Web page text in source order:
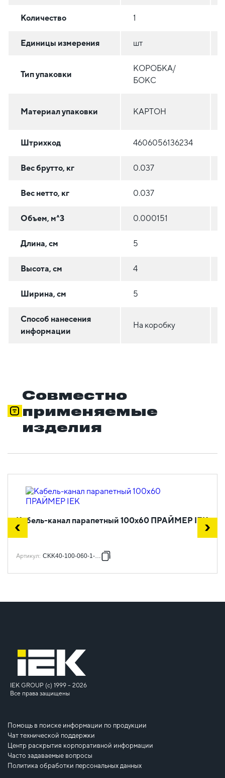
Количество 1
Единицы измерения шт
Тип упаковки
КОРОБКА/
БОКС
Материал упаковки КАРТОН
Штрихкод 4606056136234
Вес брутто, кг 0.037
Вес нетто, кг 0.037
Объем, м^3 0.000151
Длина, см 5
Высота, см 4
Ширина, см 5
Способ нанесения
информации
На коробку
Совместно
применяемые
изделия
Кабель-канал парапетный 100х60 ПРАЙМЕР IEK
Артикул: CKK40-100-060-1-K01
IEK GROUP (c) 1999 – 2026
Все права защищены
Помощь в поиске информации по продукции
Чат технической поддержки
Центр раскрытия корпоративной информации
Часто задаваемые вопросы
Политика обработки персональных данных